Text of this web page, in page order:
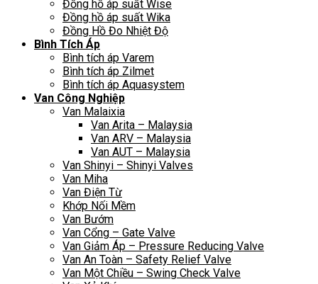
Đồng hồ áp suất Wise
Đồng hồ áp suất Wika
Đồng Hồ Đo Nhiệt Độ
Bình Tích Áp
Bình tích áp Varem
Bình tích áp Zilmet
Bình tích áp Aquasystem
Van Công Nghiệp
Van Malaixia
Van Arita – Malaysia
Van ARV – Malaysia
Van AUT – Malaysia
Van Shinyi – Shinyi Valves
Van Miha
Van Điện Từ
Khớp Nối Mềm
Van Bướm
Van Cổng – Gate Valve
Van Giảm Áp – Pressure Reducing Valve
Van An Toàn – Safety Relief Valve
Van Một Chiều – Swing Check Valve